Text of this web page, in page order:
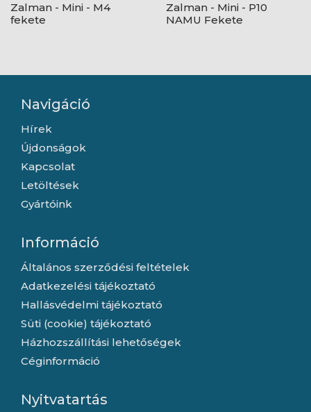
Zalman - Mini - M4
fekete
Zalman - Mini - P10
NAMU Fekete
Navigáció
Hírek
Újdonságok
Kapcsolat
Letöltések
Gyártóink
Információ
Általános szerződési feltételek
Adatkezelési tájékoztató
Hallásvédelmi tájékoztató
Süti (cookie) tájékoztató
Házhozszállítási lehetőségek
Céginformáció
Nyitvatartás